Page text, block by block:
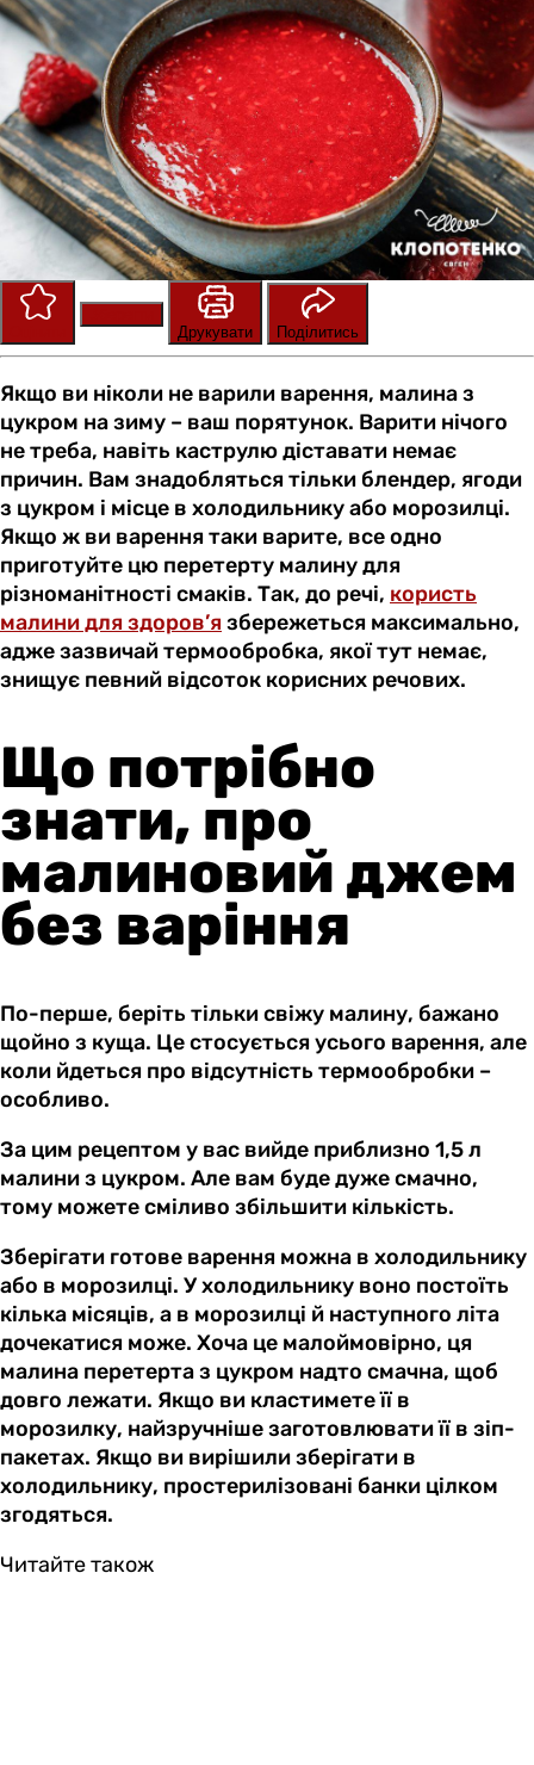
Друкувати
Поділитись
Якщо ви ніколи не варили варення, малина з
цукром на зиму – ваш порятунок. Варити нічого
не треба, навіть каструлю діставати немає
причин. Вам знадобляться тільки блендер, ягоди
з цукром і місце в холодильнику або морозилці.
Якщо ж ви варення таки варите, все одно
приготуйте цю перетерту малину для
різноманітності смаків. Так, до речі, користь
малини для здоров’язбережеться максимально,
адже зазвичай термообробка, якої тут немає,
знищує певний відсоток корисних речових.
Що потрібно
знати, про
малиновий джем
без варіння
По-перше, беріть тільки свіжу малину, бажано
щойно з куща. Це стосується усього варення, але
коли йдеться про відсутність термообробки –
особливо.
За цим рецептом у вас вийде приблизно 1,5 л
малини з цукром. Але вам буде дуже смачно,
тому можете сміливо збільшити кількість.
Зберігати готове варення можна в холодильнику
або в морозилці. У холодильнику воно постоїть
кілька місяців, а в морозилці й наступного літа
дочекатися може. Хоча це малоймовірно, ця
малина перетерта з цукром надто смачна, щоб
довго лежати. Якщо ви кластимете її в
морозилку, найзручніше заготовлювати її в зіп-
пакетах. Якщо ви вирішили зберігати в
холодильнику, простерилізовані банки цілком
згодяться.
Читайте також